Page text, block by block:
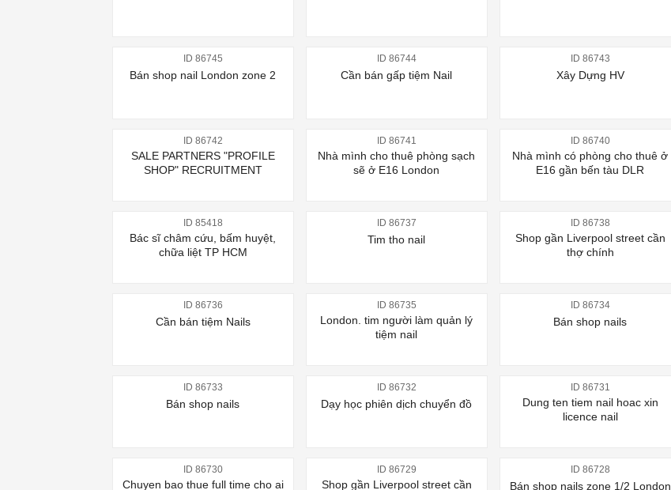
ID 86745
Bán shop nail London zone 2
ID 86744
Cần bán gấp tiệm Nail
ID 86743
Xây Dựng HV
ID 86742
SALE PARTNERS "PROFILE
SHOP" RECRUITMENT
ID 86741
Nhà mình cho thuê phòng sạch
sẽ ở E16 London
ID 86740
Nhà mình có phòng cho thuê ở
E16 gần bến tàu DLR
ID 85418
Bác sĩ châm cứu, bấm huyệt,
chữa liệt TP HCM
ID 86737
Tim tho nail
ID 86738
Shop gần Liverpool street cần
thợ chính
ID 86736
Cần bán tiệm Nails
ID 86735
London. tim người làm quản lý
tiệm nail
ID 86734
Bán shop nails
ID 86733
Bán shop nails
ID 86732
Dạy học phiên dịch chuyển đồ
ID 86731
Dung ten tiem nail hoac xin
licence nail
ID 86730
Chuyen bao thue full time cho ai
ID 86729
Shop gần Liverpool street cần
ID 86728
Bán shop nails zone 1/2 London